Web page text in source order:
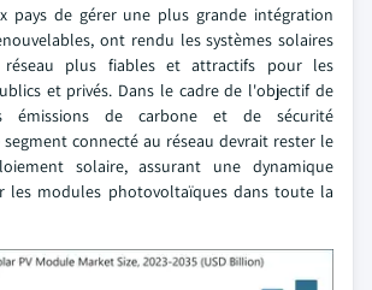
pays de gérer une plus grande intégration
ont rendu les systèmes solaires
réseau plus fiables et attractifs pour les
et privés. Dans le cadre de l'objectif de
émissions de carbone et de sécurité
connecté au réseau devrait rester le
solaire, assurant une dynamique
les modules photovoltaïques dans toute la